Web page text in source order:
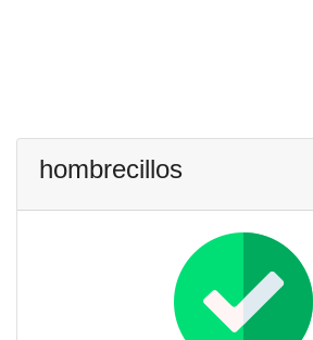
hombrecillos